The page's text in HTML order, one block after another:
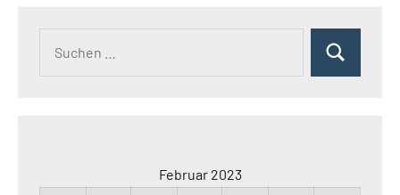
Suchen
Februar 2023